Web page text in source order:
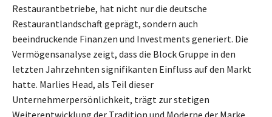
Restaurantbetriebe, hat nicht nur die deutsche
Restaurantlandschaft geprägt, sondern auch
beeindruckende Finanzen und Investments generiert. Die
Vermögensanalyse zeigt, dass die Block Gruppe in den
letzten Jahrzehnten signifikanten Einfluss auf den Markt
hatte. Marlies Head, als Teil dieser
Unternehmerpersönlichkeit, trägt zur stetigen
Weiterentwicklung der Tradition und Moderne der Marke